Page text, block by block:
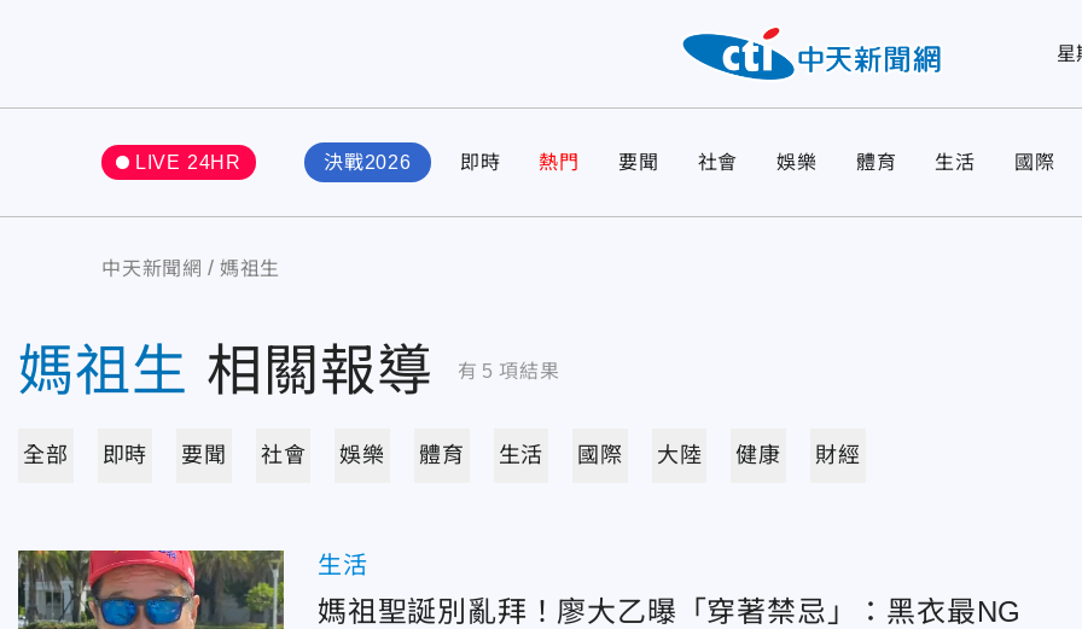
星
LIVE 24HR 決戰2026 即時 熱門 要聞 社會 娛樂 體育 生活 國際
中天新聞網 媽祖生
媽祖生 相關報導 有 5 項結果
全部 即時 要聞 社會 娛樂 體育 生活 國際 大陸 健康 財經
生活
媽祖聖誕別亂拜！廖大乙曝「穿著禁忌」：黑衣最NG